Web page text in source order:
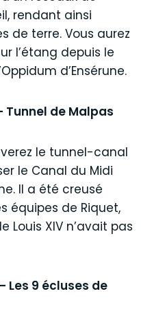
rendant ainsi
de terre. Vous aurez
l’étang depuis le
d’Ensérune.
Tunnel de Malpas
le tunnel-canal
le Canal du Midi
Il a été creusé
équipes de Riquet,
Louis XIV n’avait pas
Les 9 écluses de